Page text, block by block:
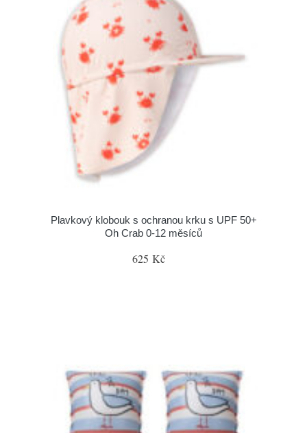
Plavkový klobouk s ochranou krku s UPF 50+
Oh Crab 0-12 měsíců
625 Kč